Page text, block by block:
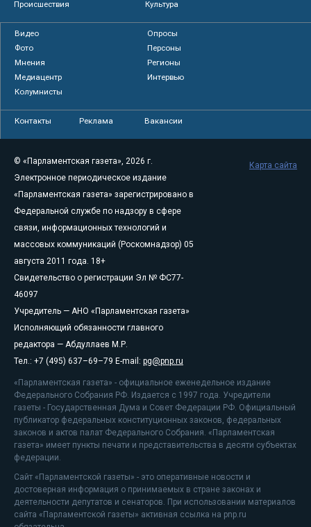
Происшествия
Культура
Видео
Опросы
Фото
Персоны
Мнения
Регионы
Медиацентр
Интервью
Колумнисты
Контакты Реклама Вакансии
© «Парламентская газета», 2026 г.
Электронное периодическое издание
«Парламентская газета» зарегистрировано в
Федеральной службе по надзору в сфере
связи, информационных технологий и
массовых коммуникаций (Роскомнадзор) 05
августа 2011 года. 18+
Свидетельство о регистрации Эл № ФС77-
46097
Учредитель — АНО «Парламентская газета»
Исполняющий обязанности главного
редактора — Абдуллаев М.Р.
Тел.: +7 (495) 637–69–79 E-mail: pg@pnp.ru
«Парламентская газета» - официальное еженедельное издание
Федерального Собрания РФ. Издается с 1997 года. Учредители
газеты - Государственная Дума и Совет Федерации РФ. Официальный
публикатор федеральных конституционных законов, федеральных
законов и актов палат Федерального Собрания. «Парламентская
газета» имеет пункты печати и представительства в десяти субъектах
федерации.
Сайт «Парламентской газеты» - это оперативные новости и
достоверная информация о принимаемых в стране законах и
деятельности депутатов и сенаторов. При использовании материалов
сайта «Парламентской газеты» активная ссылка на pnp.ru
Карта сайта